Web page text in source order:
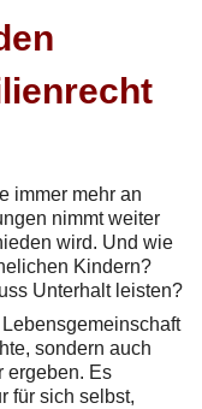
immer mehr an
nimmt weiter
wird. Und wie
Kindern?
Unterhalt leisten?
sondern auch
ergeben. Es
für sich selbst,